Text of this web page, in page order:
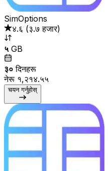
SimOptions
४.६ (३.७ हजार)
५ GB
३० दिनहरू
नेरू १,२१४.५५
चयन गर्नुहोस्